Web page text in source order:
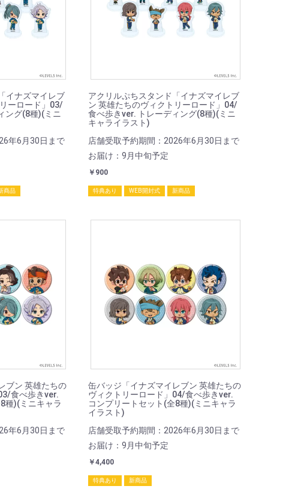
イナズマイレブ
ーロード」03/
ング(8種)(ミニ
年6月30日まで
商品
アクリルぷちスタンド「イナズマイレブ
ン 英雄たちのヴィクトリーロード」04/
食べ歩きver. トレーディング(8種)(ミニ
キャライラスト)
店舗受取予約期間：2026年6月30日まで
お届け：9月中旬予定
￥900
特典あり WEB開封式 新商品
ブン 英雄たちの
食べ歩きver.
種)(ミニキャラ
年6月30日まで
缶バッジ「イナズマイレブン 英雄たちの
ヴィクトリーロード」04/食べ歩きver.
コンプリートセット(全8種)(ミニキャラ
イラスト)
店舗受取予約期間：2026年6月30日まで
お届け：9月中旬予定
￥4,400
特典あり 新商品